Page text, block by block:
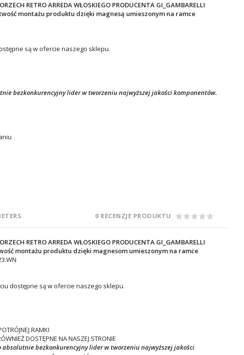
RETRO ARREDA WŁOSKIEGO PRODUCENTA GI_GAMBARELLI
montażu produktu dzięki magnesą umieszonym na ramce
są w ofercie naszego sklepu.
bezkonkurencyjny lider w tworzeniu najwyższej jakości komponentów.
0 RECENZJE PRODUKTU
RETRO ARREDA WŁOSKIEGO PRODUCENTA GI_GAMBARELLI
montażu produktu dzięki magnesom umieszonym na ramce
dostępne są w ofercie naszego sklepu.
RAMKI
DOSTĘPNE NA NASZEJ STRONIE
absolutnie bezkonkurencyjny lider w tworzeniu najwyższej jakości